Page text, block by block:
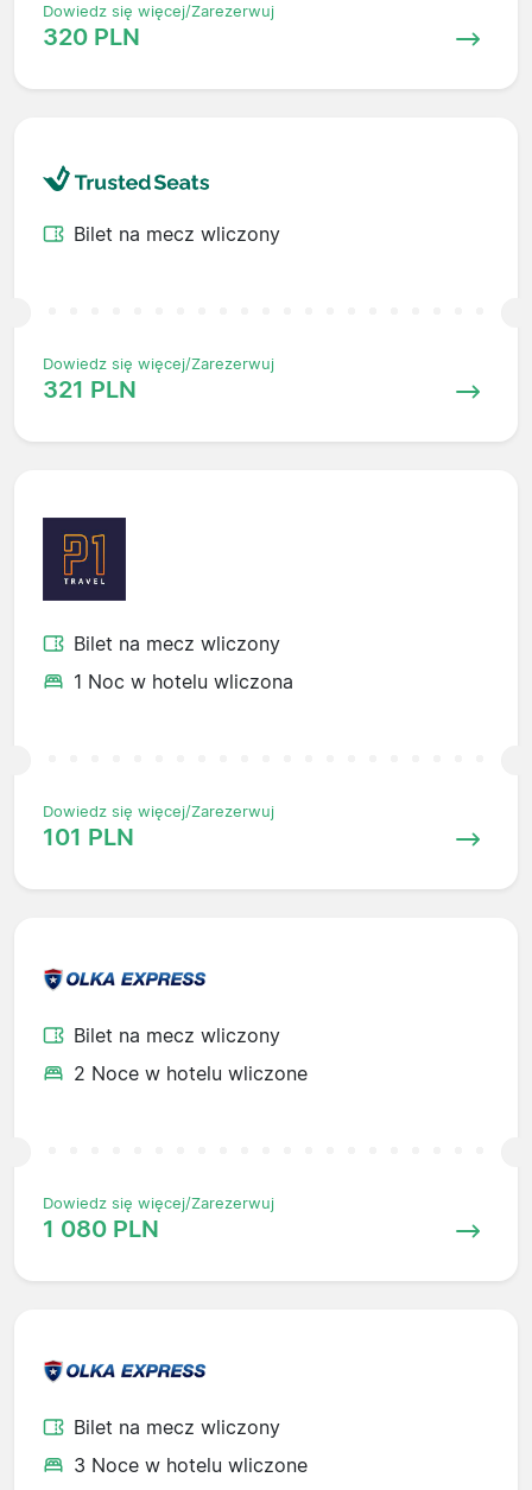
Dowiedz się więcej/Zarezerwuj
320 PLN
Bilet na mecz wliczony
Dowiedz się więcej/Zarezerwuj
321 PLN
Bilet na mecz wliczony
1 Noc w hotelu wliczona
Dowiedz się więcej/Zarezerwuj
101 PLN
Bilet na mecz wliczony
2 Noce w hotelu wliczone
Dowiedz się więcej/Zarezerwuj
1 080 PLN
Bilet na mecz wliczony
3 Noce w hotelu wliczone